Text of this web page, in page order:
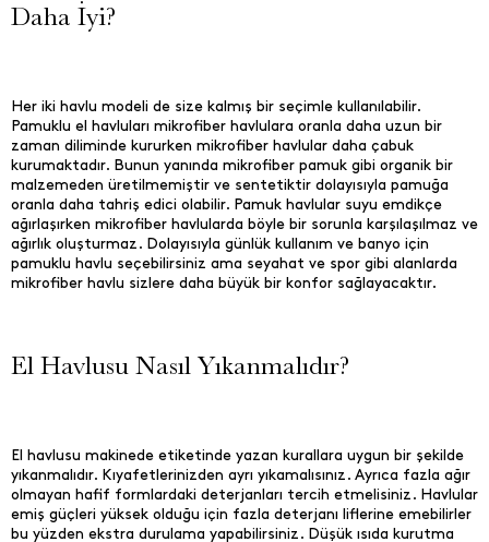
Daha İyi?
Her iki havlu modeli de size kalmış bir seçimle kullanılabilir.
Pamuklu el havluları mikrofiber havlulara oranla daha uzun bir
zaman diliminde kururken mikrofiber havlular daha çabuk
kurumaktadır. Bunun yanında mikrofiber pamuk gibi organik bir
malzemeden üretilmemiştir ve sentetiktir dolayısıyla pamuğa
oranla daha tahriş edici olabilir. Pamuk havlular suyu emdikçe
ağırlaşırken mikrofiber havlularda böyle bir sorunla karşılaşılmaz ve
ağırlık oluşturmaz. Dolayısıyla günlük kullanım ve banyo için
pamuklu havlu seçebilirsiniz ama seyahat ve spor gibi alanlarda
mikrofiber havlu sizlere daha büyük bir konfor sağlayacaktır.
El Havlusu Nasıl Yıkanmalıdır?
El havlusu makinede etiketinde yazan kurallara uygun bir şekilde
yıkanmalıdır. Kıyafetlerinizden ayrı yıkamalısınız. Ayrıca fazla ağır
olmayan hafif formlardaki deterjanları tercih etmelisiniz. Havlular
emiş güçleri yüksek olduğu için fazla deterjanı liflerine emebilirler
bu yüzden ekstra durulama yapabilirsiniz. Düşük ısıda kurutma